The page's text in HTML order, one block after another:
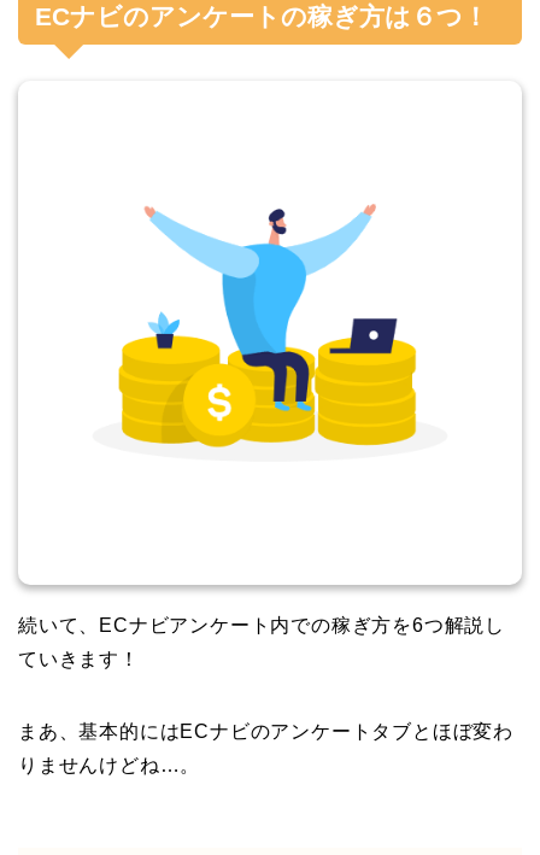
ECナビのアンケートの稼ぎ方は６つ！
続いて、ECナビアンケート内での稼ぎ方を6つ解説し
ていきます！
まあ、基本的にはECナビのアンケートタブとほぼ変わ
りませんけどね…。